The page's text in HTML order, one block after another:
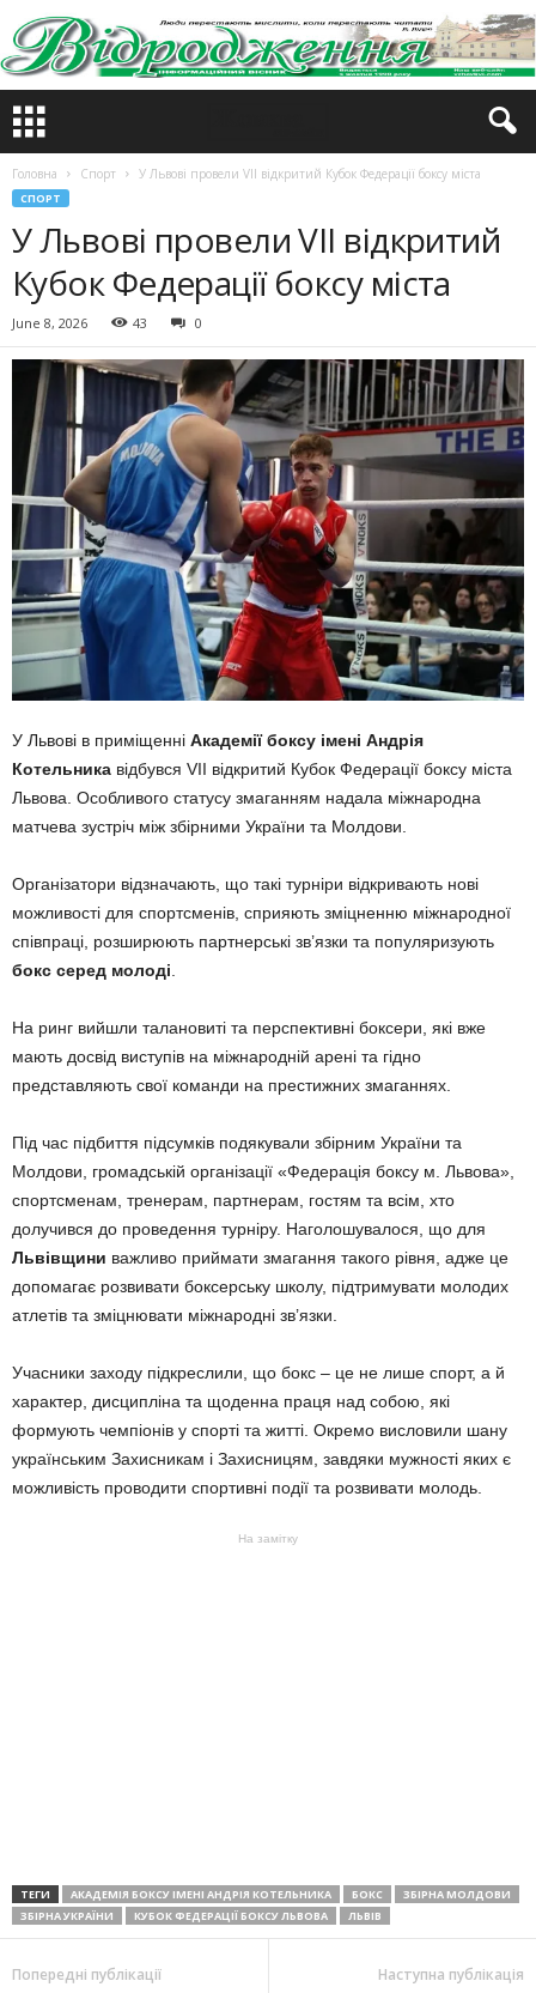
Головна Спорт У Львові провели VII відкритий Кубок Федерації боксу міста
СПОРТ
У Львові провели VII відкритий
Кубок Федерації боксу міста
June 8, 2026 43 0
У Львові в приміщенні Академії боксу імені Андрія
Котельника відбувся VII відкритий Кубок Федерації боксу міста
Львова. Особливого статусу змаганням надала міжнародна
матчева зустріч між збірними України та Молдови.
Організатори відзначають, що такі турніри відкривають нові
можливості для спортсменів, сприяють зміцненню міжнародної
співпраці, розширюють партнерські зв’язки та популяризують
бокс серед молоді.
На ринг вийшли талановиті та перспективні боксери, які вже
мають досвід виступів на міжнародній арені та гідно
представляють свої команди на престижних змаганнях.
Під час підбиття підсумків подякували збірним України та
Молдови, громадській організації «Федерація боксу м. Львова»,
спортсменам, тренерам, партнерам, гостям та всім, хто
долучився до проведення турніру. Наголошувалося, що для
Львівщини важливо приймати змагання такого рівня, адже це
допомагає розвивати боксерську школу, підтримувати молодих
атлетів та зміцнювати міжнародні зв’язки.
Учасники заходу підкреслили, що бокс – це не лише спорт, а й
характер, дисципліна та щоденна праця над собою, які
формують чемпіонів у спорті та житті. Окремо висловили шану
українським Захисникам і Захисницям, завдяки мужності яких є
можливість проводити спортивні події та розвивати молодь.
На замітку
ТЕГИ АКАДЕМІЯ БОКСУ ІМЕНІ АНДРІЯ КОТЕЛЬНИКА БОКС
ЗБІРНА МОЛДОВИ
ЗБІРНА УКРАЇНИ
КУБОК ФЕДЕРАЦІЇ БОКСУ ЛЬВОВА ЛЬВІВ
Попередні публікації Наступна публікація